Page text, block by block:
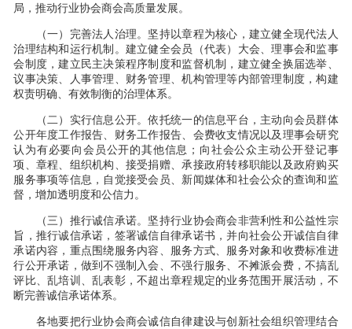
局，推动行业协会商会高质量发展。
（一）完善法人治理。坚持以章程为核心，建立健全现代法人
治理结构和运行机制。建立健全会员（代表）大会、理事会和监事
会制度，建立民主决策程序制度和监督机制，建立健全换届选举、
议事决策、人事管理、财务管理、机构管理等内部管理制度，构建
权责明确、有效制衡的治理体系。
（二）实行信息公开。依托统一的信息平台，主动向会员群体
公开年度工作报告、财务工作报告、会费收支情况以及理事会研究
认为有必要向会员公开的其他信息；向社会公众主动公开登记事
项、章程、组织机构、接受捐赠、承接政府转移职能以及政府购买
服务事项等信息，自觉接受会员、新闻媒体和社会公众的查询和监
督，增加透明度和公信力。
（三）推行诚信承诺。坚持行业协会商会非营利性和公益性宗
旨，推行诚信承诺，签署诚信自律承诺书，并向社会公开诚信自律
承诺内容，重点围绕服务内容、服务方式、服务对象和收费标准进
行公开承诺，做到不强制入会、不强行服务、不摊派会费，不搞乱
评比、乱培训、乱表彰，不超出章程规定的业务范围开展活动，不
断完善诚信承诺体系。
各地要把行业协会商会诚信自律建设与创新社会组织管理结合